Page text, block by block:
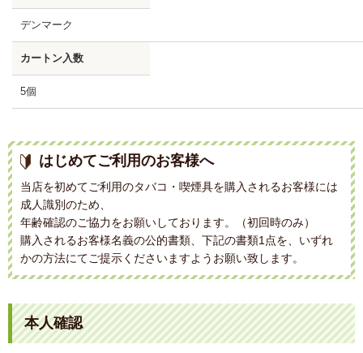
デンマーク
カートン入数
5個
はじめてご利用のお客様へ
当店を初めてご利用のタバコ・喫煙具を購入されるお客様には
成人識別のため、
年齢確認のご協力をお願いしております。（初回時のみ）
購入されるお客様名義の公的書類、下記の書類1点を、いずれ
かの方法にてご提示くださいますようお願い致します。
本人確認